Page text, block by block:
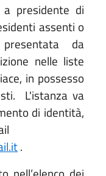
presidente di
assenti o
da
nelle liste
in possesso
L'istanza va
di identità,
.